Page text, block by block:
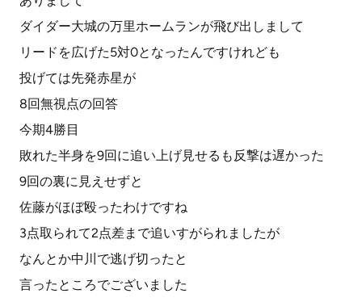
ダイダー大城の万里ホームランが飛び出しまして
リードを広げた5対0となったんですけれども
投げては先発赤星が
8回無視点の回答
今期4勝目
敗れた半身を9回に追い上げ見せるも反撃は遅かった
9回の裏に見えせずと
佐藤がほぼ殴ったわけですね
3点取られて2点差まで追いすがられましたが
なんとか中川で逃げ切ったと
言ったところでございました